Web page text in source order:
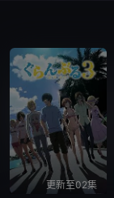
更新至02集